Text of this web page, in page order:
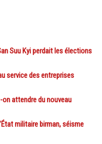
Suu Kyi perdait les élections
service des entreprises
on attendre du nouveau
militaire birman, séisme